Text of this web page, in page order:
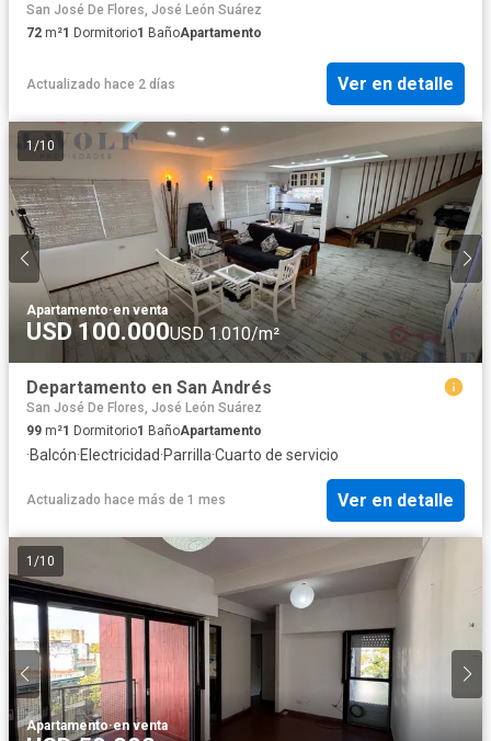
San José De Flores, José León Suárez
72 m²1 Dormitorio1 BañoApartamento
Actualizado hace 2 días Ver en detalle
1 /10
Apartamento·en venta
USD 100.000USD 1.010/m²
Departamento en San Andrés
San José De Flores, José León Suárez
99 m²1 Dormitorio1 BañoApartamento
·Balcón·Electricidad·Parrilla·Cuarto de servicio
Actualizado hace más de 1 mes Ver en detalle
1 /10
Apartamento·en venta